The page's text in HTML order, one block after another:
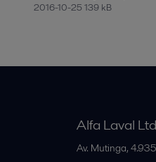
2016-10-25 139 kB
Alfa Laval
Av. Mutinga,